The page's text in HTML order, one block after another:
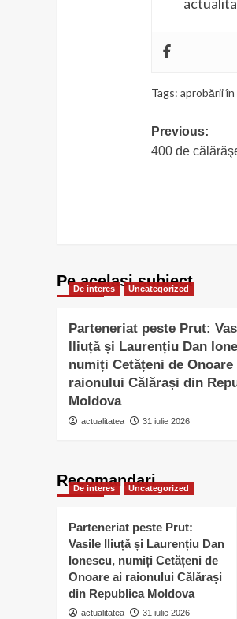
Tags:aprobării în
Post
Previous:
400 de
Pe acelasi subiect
De interes Uncategorized
Parteneriat peste Prut:
Iliuță și Laurențiu Dan
numiți Cetățeni de Onoare
raionului Călărași din
Moldova
actualitatea 31 iulie 2026
Recomandari
De interes Uncategorized
Parteneriat peste Prut:
Vasile Iliuță și Laurențiu Dan
Ionescu, numiți Cetățeni de
Onoare ai raionului Călărași
din Republica Moldova
actualitatea 31 iulie 2026